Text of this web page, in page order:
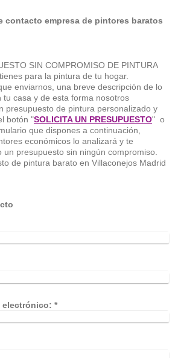
empresa de pintores baratos
SIN COMPROMISO DE PINTURA
para la pintura de tu hogar.
enviarnos, una breve descripción de lo
tu casa y de esta forma nosotros
presupuesto de pintura personalizado y
botón "SOLICITA UN PRESUPUESTO" o
que dispones a continuación,
económicos lo analizará y te
un presupuesto sin ningún compromiso.
de pintura barato en Villaconejos Madrid
electrónico: *